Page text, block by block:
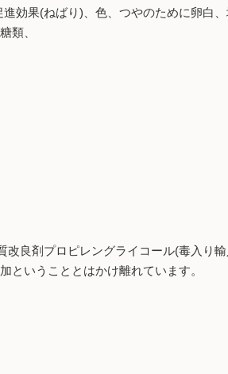
効果(ねばり)、色、つやのために卵白、
類、
良剤プロピレングライコール(毒入り
ということとはかけ離れています。